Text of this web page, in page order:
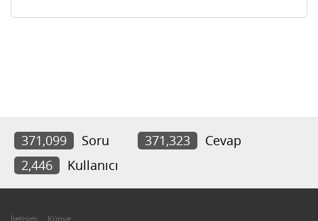
371,099 Soru 371,323
Cevap
2,446
Kullanıcı
İletişim Künye